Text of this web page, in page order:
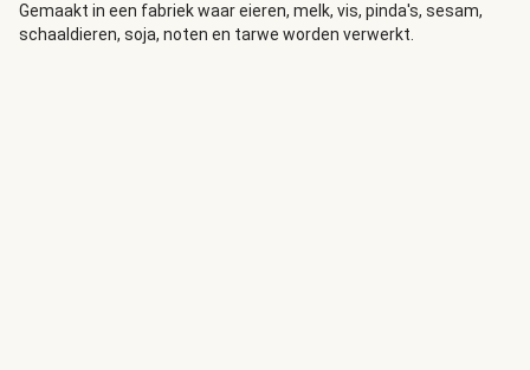
Gemaakt in een fabriek waar eieren, melk, vis, pinda's, sesam,
schaaldieren, soja, noten en tarwe worden verwerkt.